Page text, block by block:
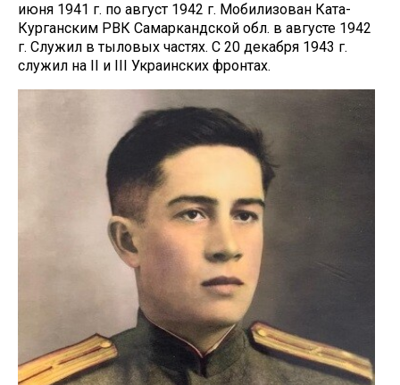
июня 1941 г. по август 1942 г. Мобилизован Ката-
Курганским РВК Самаркандской обл. в августе 1942
г. Служил в тыловых частях. С 20 декабря 1943 г.
служил на II и III Украинских фронтах.